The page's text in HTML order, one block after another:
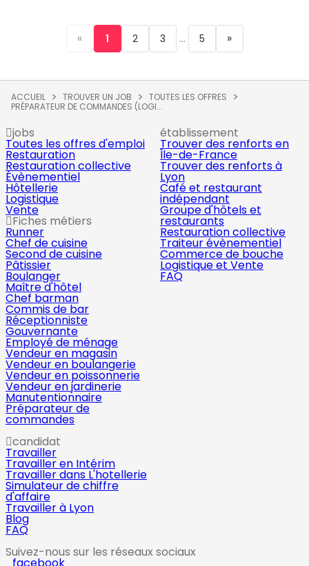
« 1 2 3 ... 5 »
ACCUEIL TROUVER UN JOB
TOUTES LES OFFRES
PRÉPARATEUR DE COMMANDES (LOGI...
jobs
Toutes les offres d'emploi
Restauration
Restauration collective
Évènementiel
Hôtellerie
Logistique
Vente
Fiches métiers
Runner
Chef de cuisine
Second de cuisine
Pâtissier
Boulanger
Maître d'hôtel
Chef barman
Commis de bar
Réceptionniste
Gouvernante
Employé de ménage
Vendeur en magasin
Vendeur en boulangerie
Vendeur en poissonnerie
Vendeur en jardinerie
Manutentionnaire
Préparateur de
commandes
établissement
Trouver des renforts en
Île-de-France
Trouver des renforts à
Lyon
Café et restaurant
indépendant
Groupe d'hôtels et
restaurants
Restauration collective
Traiteur évènementiel
Commerce de bouche
Logistique et Vente
FAQ
candidat
Travailler
Travailler en Intérim
Travailler dans L'hotellerie
Simulateur de chiffre
d'affaire
Travailler à Lyon
Blog
FAQ
Suivez-nous sur les réseaux sociaux